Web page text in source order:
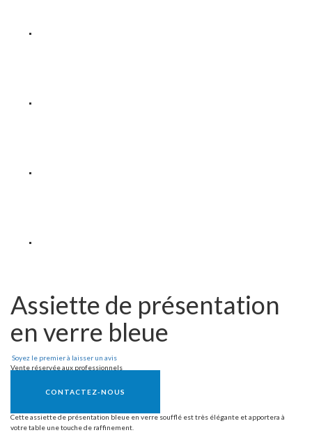
Assiette de présentation
en verre bleue
Soyez le premier à laisser un avis
Vente réservée aux professionnels
CONTACTEZ-NOUS
Cette assiette de présentation bleue en verre soufflé est très élégante et apportera à
votre table une touche de raffinement.